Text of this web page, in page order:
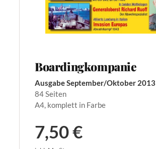
Boardingkompanie
Ausgabe September/Oktober 2013
84 Seiten
A4, komplett in Farbe
7,50 €